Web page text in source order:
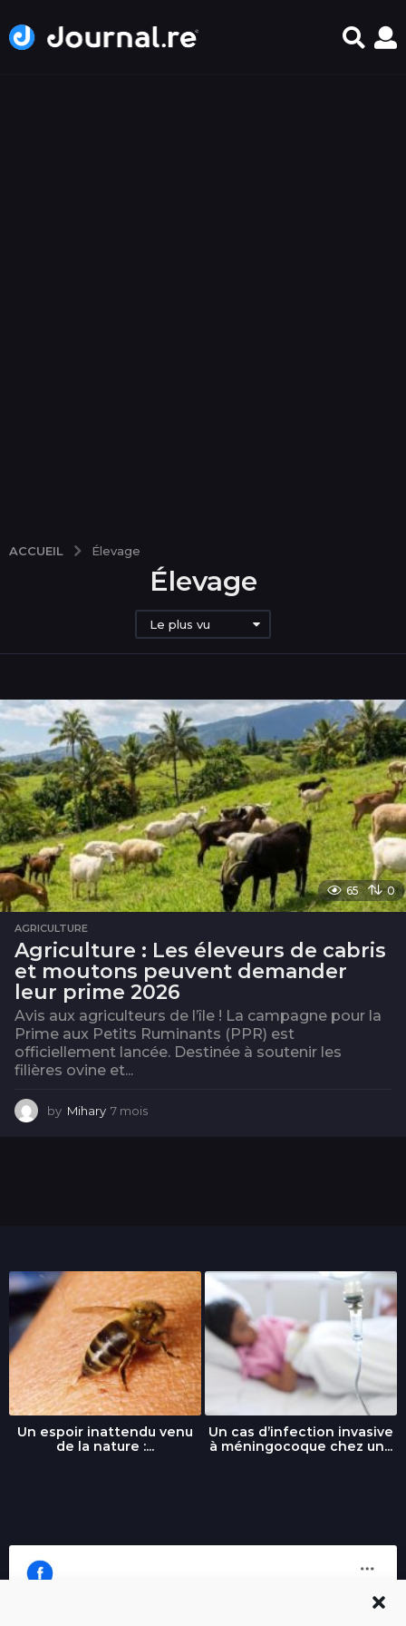
ACCUEIL Élevage
Élevage
Le plus vu
65 0
AGRICULTURE
Agriculture : Les éleveurs de cabris
et moutons peuvent demander
leur prime 2026
Avis aux agriculteurs de l’île ! La campagne pour la
Prime aux Petits Ruminants (PPR) est
officiellement lancée. Destinée à soutenir les
filières ovine et...
by Mihary 7 mois
Un espoir inattendu venu
de la nature :...
Un cas d’infection invasive
à méningocoque chez un...